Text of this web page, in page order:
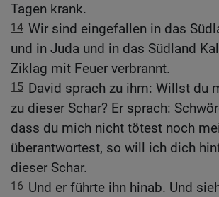
Tagen krank.
14 Wir sind eingefallen in das
und in Juda und in das Südland
Ziklag mit Feuer verbrannt.
15 David sprach zu ihm: Willst du
zu dieser Schar? Er sprach:
dass du mich nicht tötest noch
überantwortest, so will ich dich
dieser Schar.
16 Und er führte ihn hinab. Und